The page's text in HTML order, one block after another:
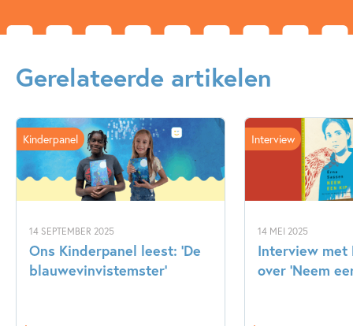
Gerelateerde artikelen
14 SEPTEMBER 2025
Ons Kinderpanel leest: ‘De
blauwevinvistemster’
Kinderpanel
14 MEI 2025
Interview met
over ‘Neem
Interview